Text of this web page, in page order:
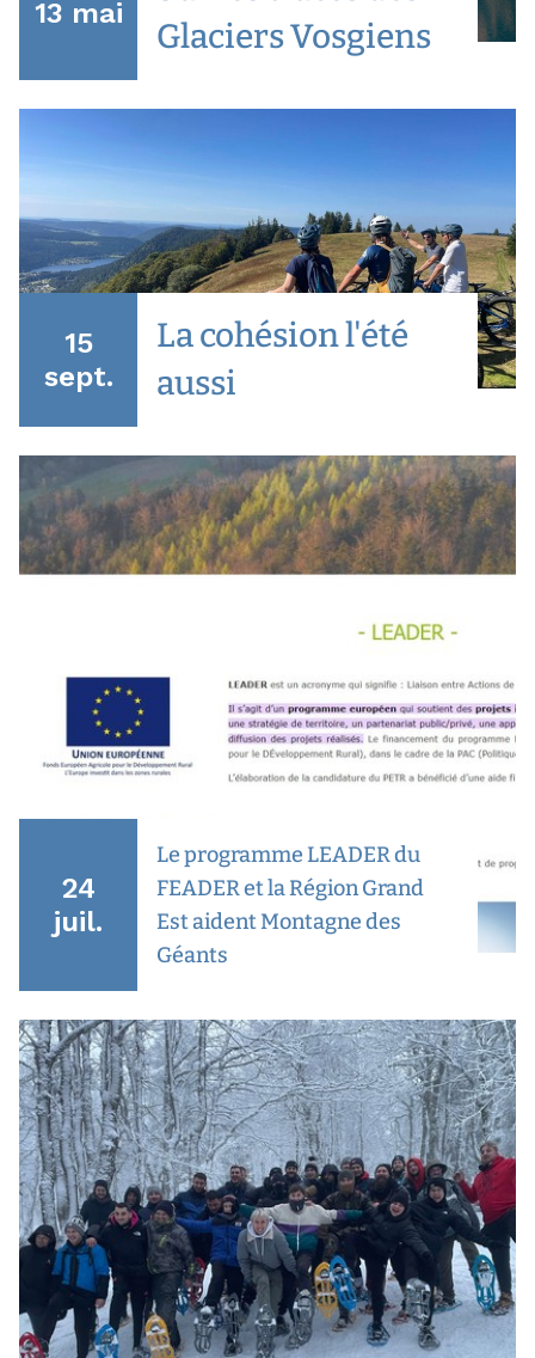
13 mai
Glaciers Vosgiens
15
sept.
La cohésion l'été
aussi
24
juil.
Le programme LEADER du
FEADER et la Région Grand
Est aident Montagne des
Géants